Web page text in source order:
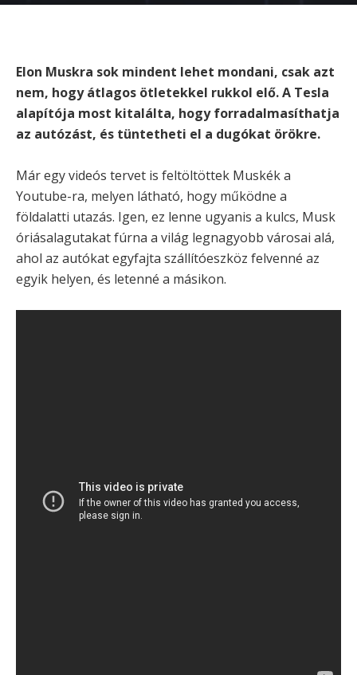
Elon Muskra sok mindent lehet mondani, csak azt
nem, hogy átlagos ötletekkel rukkol elő. A Tesla
alapítója most kitalálta, hogy forradalmasíthatja
az autózást, és tüntetheti el a dugókat örökre.
Már egy videós tervet is feltöltöttek Muskék a
Youtube-ra, melyen látható, hogy működne a
földalatti utazás. Igen, ez lenne ugyanis a kulcs, Musk
óriásalagutakat fúrna a világ legnagyobb városai alá,
ahol az autókat egyfajta szállítóeszköz felvenné az
egyik helyen, és letenné a másikon.